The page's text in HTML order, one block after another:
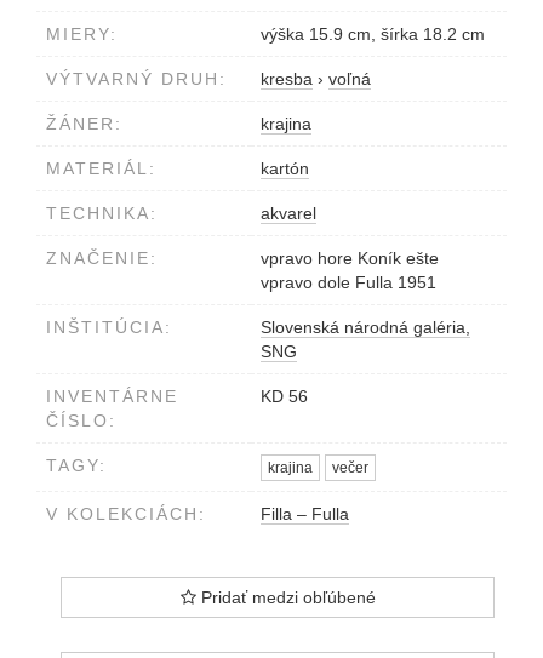
MIERY: výška 15.9 cm, šírka 18.2 cm
VÝTVARNÝ DRUH: kresba › voľná
ŽÁNER: krajina
MATERIÁL: kartón
TECHNIKA: akvarel
ZNAČENIE:
vpravo hore Koník ešte
vpravo dole Fulla 1951
INŠTITÚCIA:
Slovenská národná galéria,
SNG
INVENTÁRNE
ČÍSLO:
KD 56
TAGY: krajina večer
V KOLEKCIÁCH: Filla – Fulla
Pridať medzi obľúbené